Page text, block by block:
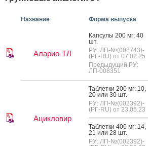
Название Форма выпуска
Аларио-ТЛ
Кап­су­лы 200 мг: 40
шт.
РУ: ЛП-№(008743)-
(РГ-RU) от 07.02.25
Предыдущий РУ:
ЛП-008351
Ацикловир
Таб­летки 200 мг: 10,
20 или 30 шт.
РУ: ЛП-№(002392)-
(РГ-RU) от 23.05.23
Таб­летки 400 мг: 14,
21 или 28 шт.
РУ: ЛП-№(002392)-